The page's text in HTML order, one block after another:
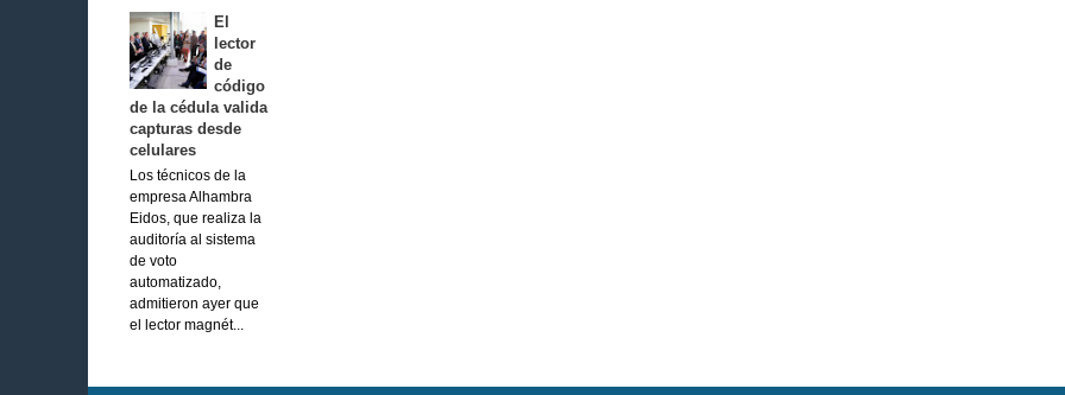
El
lector
de
código
de la cédula valida
capturas desde
celulares
Los técnicos de la
empresa Alhambra
Eidos, que realiza la
auditoría al sistema
de voto
automatizado,
admitieron ayer que
el lector magnét...